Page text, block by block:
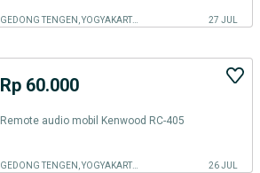
GEDONG TENGEN, YOGYAKARTA KOTA 27 JUL
Rp 60.000
Remote audio mobil Kenwood RC-405
GEDONG TENGEN, YOGYAKARTA KOTA 26 JUL